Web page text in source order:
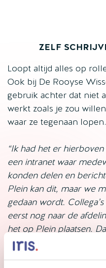
ZELF
Loopt altijd alles op
Ook bij De Rooyse
gebruik achter dat niet
werkt zoals je zou
waar ze tegenaan lopen.
“Ik had het er
een intranet waar
konden delen en
Plein kan dit, maar we
gedaan wordt.
eerst nog naar de
het op Plein plaatsen.
steeds meer op te
dat ze deze berichten